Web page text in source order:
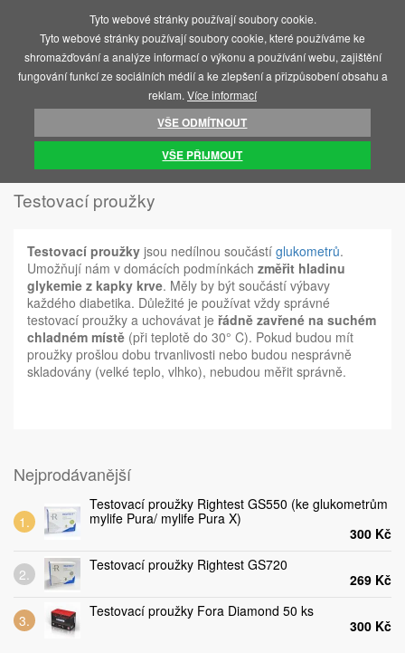
ÚVOD
TESTOVACÍ A DIAGNOSTICKÉ PROUŽKY
Testovací proužky
Testovací proužky jsou nedílnou součástí glukometrů.
Umožňují nám v domácích podmínkách změřit hladinu
glykemie z kapky krve. Měly by být součástí výbavy
každého diabetika. Důležité je používat vždy správné
testovací proužky a uchovávat je řádně zavřené na suchém
chladném místě (při teplotě do 30° C). Pokud budou mít
proužky prošlou dobu trvanlivosti nebo budou nesprávně
skladovány (velké teplo, vlhko), nebudou měřit správně.
Nejprodávanější
Testovací proužky Rightest GS550 (ke glukometrům
mylife Pura/ mylife Pura X)
300 Kč
Testovací proužky Rightest GS720
269 Kč
Testovací proužky Fora Diamond 50 ks
300 Kč
Tyto webové stránky používají soubory cookie.
Tyto webové stránky používají soubory cookie, které používáme ke
shromažďování a analýze informací o výkonu a používání webu, zajištění
fungování funkcí ze sociálních médií a ke zlepšení a přizpůsobení obsahu a
reklam. Více informací
VŠE ODMÍTNOUT
VŠE PŘIJMOUT